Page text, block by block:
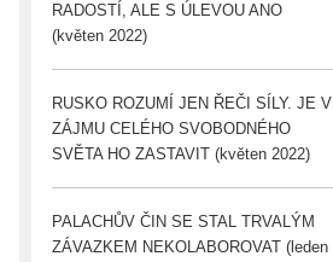
RADOSTÍ, ALE S ÚLEVOU ANO
(květen 2022)
RUSKO ROZUMÍ JEN ŘEČI SÍLY. JE V
ZÁJMU CELÉHO SVOBODNÉHO
SVĚTA HO ZASTAVIT (květen 2022)
PALACHŮV ČIN SE STAL TRVALÝM
ZÁVAZKEM NEKOLABOROVAT (leden